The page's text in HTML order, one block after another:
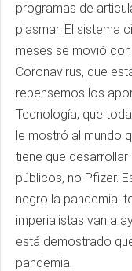
programas de
plasmar. El sistema
meses se movió
Coronavirus, que
repensemos los
Tecnología, que
le mostró al mundo
tiene que
públicos, no Pfizer.
negro la pandemia:
imperialistas van a
está demostrado
pandemia.